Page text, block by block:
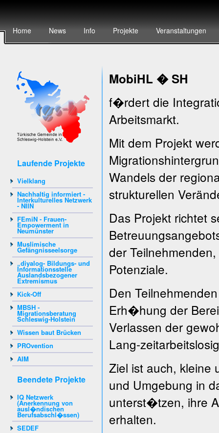
Home News Info Projekte Veranstaltungen
Laufende Projekte
Vielklang
Nachhaltig informiert -
Interkulturelles Netzwerk
- NIIN
FEmiN - Frauen-
Empowerment in
Neumünster
Muslimische
Gefängnisseelsorge
„diyalog- Bildungs- und
Informationsstelle
Auslandsbezogener
Extremismus
Kick-Off
MBSH -
Migrationsberatung
Schleswig-Holstein
Wissen baut Brücken
PROvention
AIM
Beendete Projekte
IQ Netzwerk
(Anerkennung von
ausl�ndischen
Berufsabschl�ssen)
SEDEF
MobiHL � SH
f�rdert die
Arbeitsmarkt.
Mit dem Projekt
Wandels der
strukturellen
Das Projekt richtet
der
Potenziale.
Den
Erh�hung der
Verlassen der
Lang-
Ziel ist auch, kleine
und Umgebung in
unterst�tzen, ihre
erhalten.